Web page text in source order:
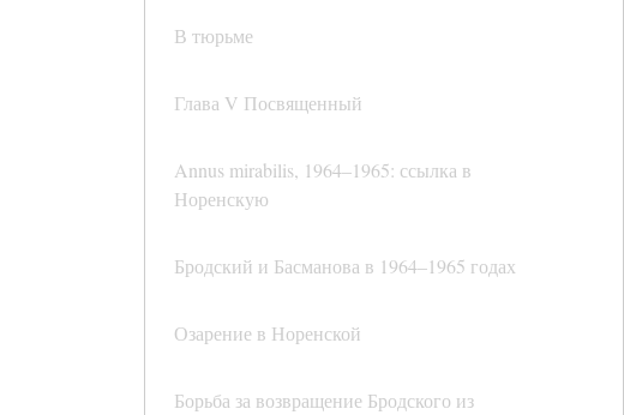
В тюрьме
Глава V Посвященный
Annus mirabilis, 1964–1965: ссылка в
Норенскую
Бродский и Басманова в 1964–1965 годах
Озарение в Норенской
Борьба за возвращение Бродского из